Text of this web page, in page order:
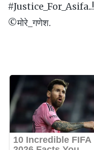
#Justice_For_Asifa..!
©मोरे_गणेश.